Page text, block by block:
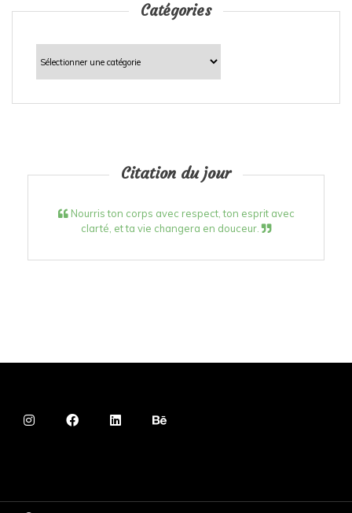
Catégories
Catégories
Citation du jour
Nourris ton corps avec respect, ton esprit avec
clarté, et ta vie changera en douceur.